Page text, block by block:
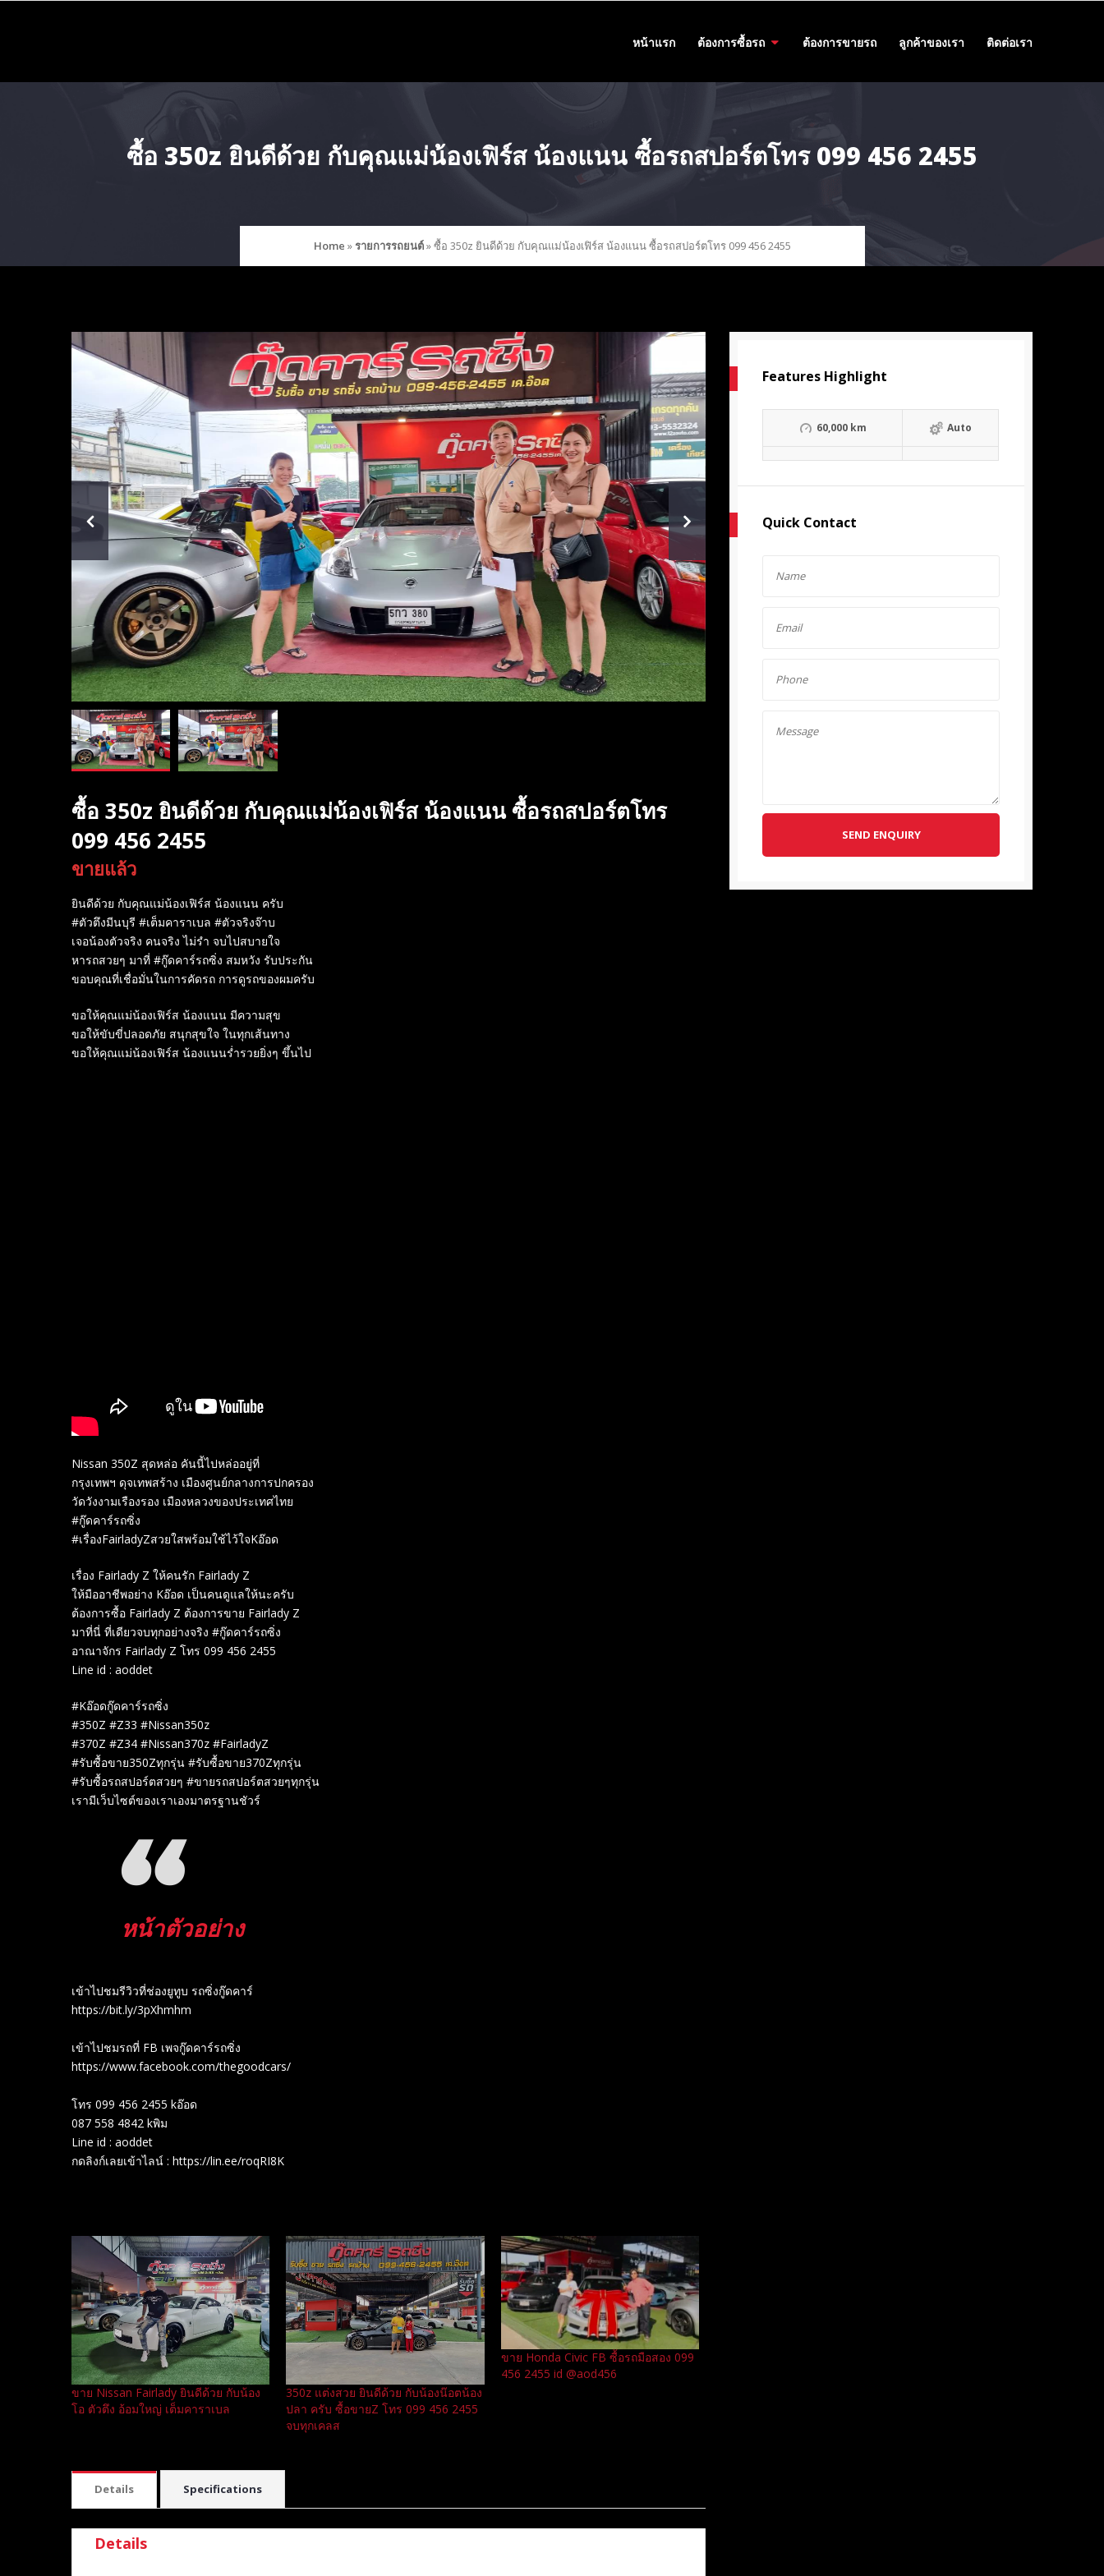
หน้าแรก ต้องการซื้อรถ ต้องการขายรถ ลูกค้าของเรา ติดต่อเรา
ซื้อ 350z ยินดีด้วย กับคุณแม่น้องเฟิร์ส น้องแนน ซื้อรถสปอร์ตโทร 099 456 2455
Home »รายการรถยนต์»ซื้อ 350z ยินดีด้วย กับคุณแม่น้องเฟิร์ส น้องแนน ซื้อรถสปอร์ตโทร 099 456 2455
ซื้อ 350z ยินดีด้วย กับคุณแม่น้องเฟิร์ส น้องแนน ซื้อรถสปอร์ตโทร
099 456 2455
ขายแล้ว
ยินดีด้วย กับคุณแม่น้องเฟิร์ส น้องแนน ครับ
#ตัวตึงมีนบุรี #เต็มคาราเบล #ตัวจริงจ๊าบ
เจอน้องตัวจริง คนจริง ไม่รำ จบไปสบายใจ
หารถสวยๆ มาที่ #กู๊ดคาร์รถซิ่ง สมหวัง รับประกัน
ขอบคุณที่เชื่อมั่นในการคัดรถ การดูรถของผมครับ
ขอให้คุณแม่น้องเฟิร์ส น้องแนน มีความสุข
ขอให้ขับขี่ปลอดภัย สนุกสุขใจ ในทุกเส้นทาง
ขอให้คุณแม่น้องเฟิร์ส น้องแนนร่ำรวยยิ่งๆ ขึ้นไป
Nissan 350Z สุดหล่อ คันนี้ไปหล่ออยู่ที่
กรุงเทพฯ ดุจเทพสร้าง เมืองศูนย์กลางการปกครอง
วัดวังงามเรืองรอง เมืองหลวงของประเทศไทย
#กู๊ดคาร์รถซิ่ง
#เรื่องFairladyZสวยใสพร้อมใช้ไว้ใจKอ๊อด
เรื่อง Fairlady Z ให้คนรัก Fairlady Z
ให้มืออาชีพอย่าง Kอ๊อด เป็นคนดูแลให้นะครับ
ต้องการซื้อ Fairlady Z ต้องการขาย Fairlady Z
มาที่นี่ ที่เดียวจบทุกอย่างจริง #กู๊ดคาร์รถซิ่ง
อาณาจักร Fairlady Z โทร 099 456 2455
Line id : aoddet
#Kอ๊อดกู๊ดคาร์รถซิ่ง
#350Z #Z33 #Nissan350z
#370Z #Z34 #Nissan370z #FairladyZ
#รับซื้อขาย350Zทุกรุ่น #รับซื้อขาย370Zทุกรุ่น
#รับซื้อรถสปอร์ตสวยๆ #ขายรถสปอร์ตสวยๆทุกรุ่น
เรามีเว็บไซต์ของเราเองมาตรฐานชัวร์
หน้าตัวอย่าง
เข้าไปชมรีวิวที่ช่องยู​ทูบ​ รถซิ่งกู๊ดคาร์
https://bit.ly/3pXhmhm​
เข้าไปชมรถที่ FB เพจกู๊ดคาร์รถซิ่ง
https://www.facebook.com/thegoodcars/
โทร 099 456 2455 kอ๊อด
087 558 4842 kพิม
Line id : aoddet
กดลิงก์เลยเข้าไลน์ : https://lin.ee/roqRI8K
ขาย Nissan Fairlady ยินดีด้วย กับน้อง
โอ ตัวตึง อ้อมใหญ่ เต็มคาราเบล
350z แต่งสวย ยินดีด้วย กับน้องน๊อตน้อง
ปลา ครับ ซื้อขายZ โทร 099 456 2455
จบทุกเคลส
ขาย Honda Civic FB ซื้อรถมือสอง 099
456 2455 id @aod456
Details Specifications
Details
Features Highlight
60,000 km Auto
Quick Contact
SEND ENQUIRY